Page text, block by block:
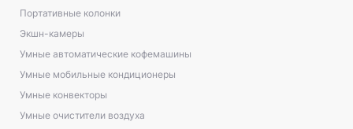
Портативные колонки
Экшн-камеры
Умные автоматические кофемашины
Умные мобильные кондиционеры
Умные конвекторы
Умные очистители воздуха